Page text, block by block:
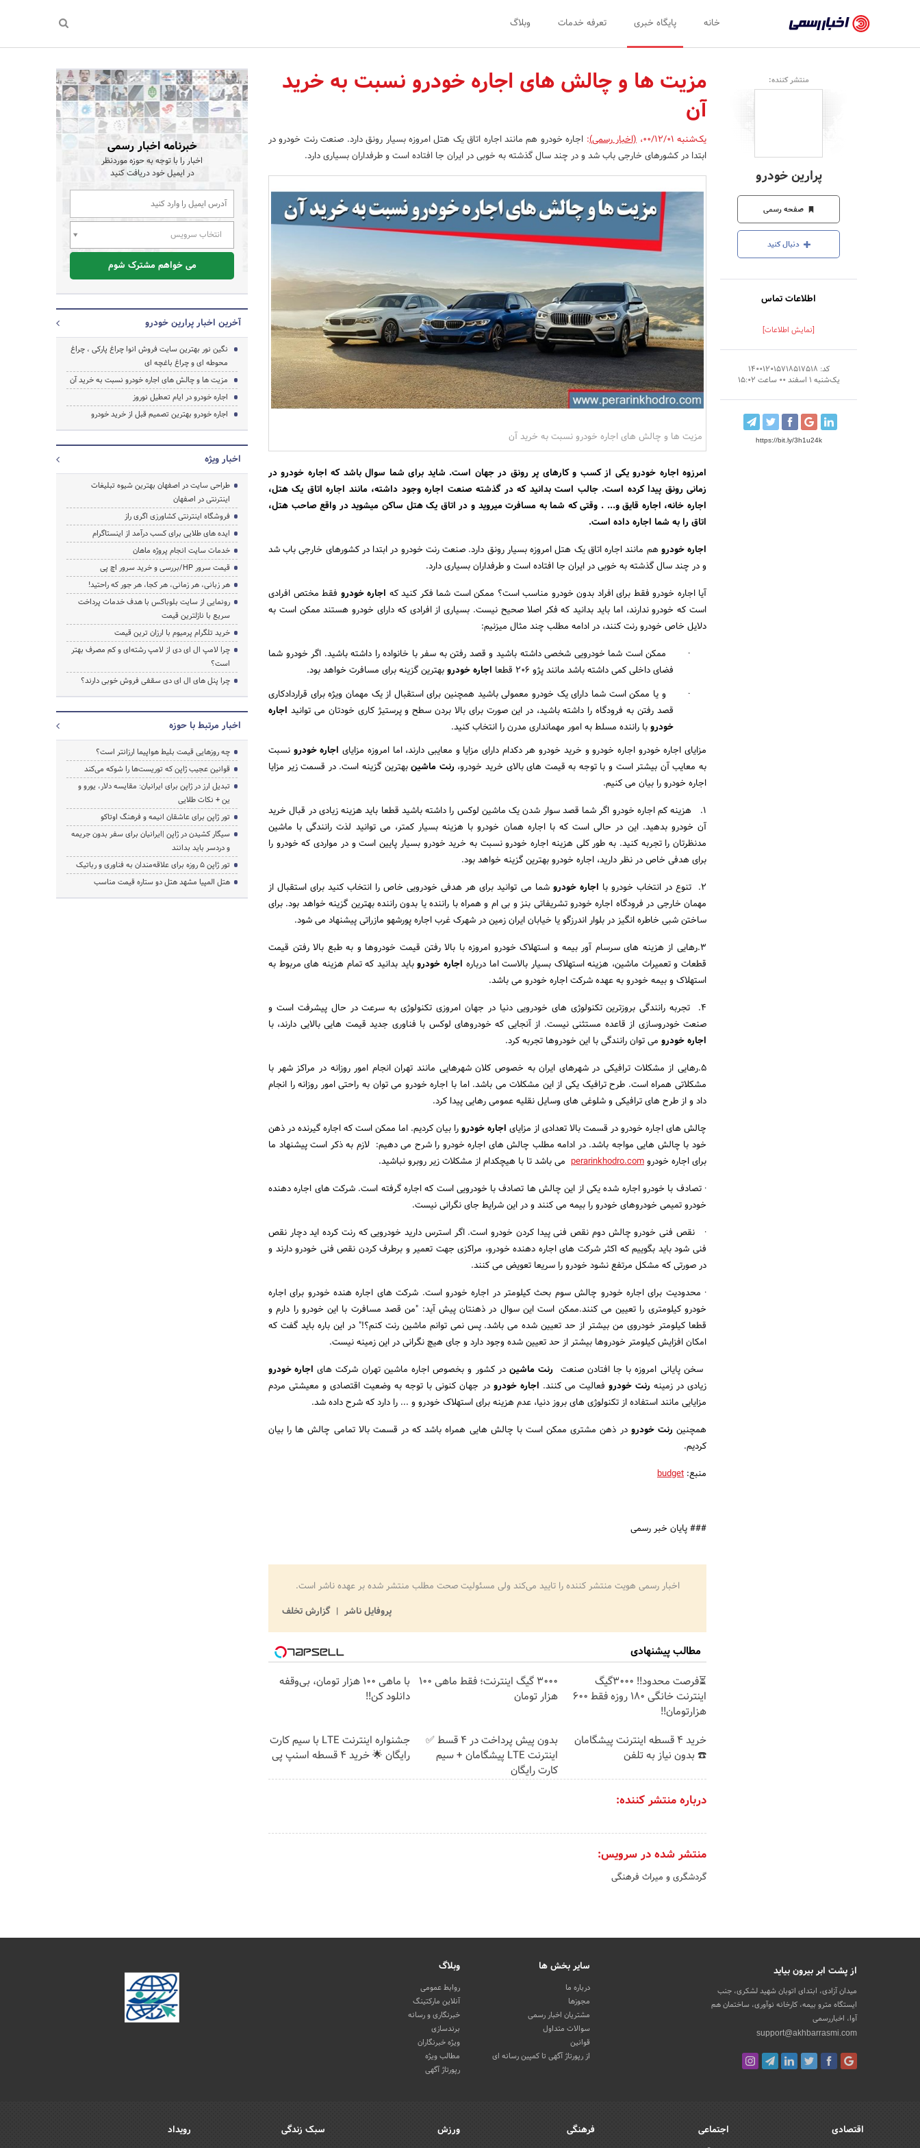
رسمی
-
اخبار
شرکت‌ها،
سازمان‌ها
و
روابط
عمومی‌ها
خانه پایگاه خبری تعرفه خدمات وبلاگ
منتشر کننده:
پرارین خودرو
صفحه رسمی
دنبال کنید
اطلاعات تماس
[نمایش اطلاعات]
کد: 140012015718517518
یک‌شنبه 1 اسفند 00 ساعت 15:02
https://bit.ly/3h1u24k
مزیت ها و چالش های اجاره خودرو نسبت به خرید
آن
یک‌شنبه 00/12/01 ،(اخبار رسمی): اجاره خودرو هم مانند اجاره اتاق یک هتل امروزه بسیار رونق دارد. صنعت رنت خودرو در
ابتدا در کشورهای خارجی باب شد و در چند سال گذشته به خوبی در ایران جا افتاده است و طرفداران بسیاری دارد.
مزیت ها و چالش های اجاره خودرو نسبت به خرید آن
امرزوه اجاره خودرو یکی از کسب و کارهای پر رونق در جهان است. شاید برای شما سوال باشد که اجاره خودرو در
زمانی رونق پیدا کرده است. جالب است بدانید که در گذشته صنعت اجاره وجود داشته، مانند اجاره اتاق یک هتل،
اجاره خانه، اجاره قایق و... . وقتی که شما به مسافرت میروید و در اتاق یک هتل ساکن میشوید در واقع صاحب هتل،
اتاق را به شما اجاره داده است.
اجاره خودرو هم مانند اجاره اتاق یک هتل امروزه بسیار رونق دارد. صنعت رنت خودرو در ابتدا در کشورهای خارجی باب شد
و در چند سال گذشته به خوبی در ایران جا افتاده است و طرفداران بسیاری دارد.
آیا اجاره خودرو فقط برای افراد بدون خودرو مناسب است؟ ممکن است شما فکر کنید که اجاره خودرو فقط مختص افرادی
است که خودرو ندارند، اما باید بدانید که فکر اصلا صحیح نیست. بسیاری از افرادی که دارای خودرو هستند ممکن است به
دلایل خاص خودرو رنت کنند، در ادامه مطلب چند مثال میزنیم:
· ممکن است شما خودرویی شخصی داشته باشید و قصد رفتن به سفر با خانواده را داشته باشید. اگر خودرو شما
فضای داخلی کمی داشته باشد مانند پژو 206 قطعا
اجاره خودروبهترین گزینه برای مسافرت خواهد بود.
· و یا ممکن است شما دارای یک خودرو معمولی باشید همچنین برای استقبال از یک مهمان ویژه برای قراردادکاری
قصد رفتن به فرودگاه را داشته باشید، در این صورت برای بالا بردن سطح و پرستیژ کاری خودتان می توانید اجاره
خودروبا راننده مسلط به امور مهمانداری مدرن را انتخاب کنید.
مزایای اجاره خودرو اجاره خودرو و خرید خودرو هر دکدام دارای مزایا و معایبی دارند، اما امروزه مزایای اجاره خودرو نسبت
به معایب آن بیشتر است و با توجه به قیمت های بالای خرید خودرو، رنت ماشینبهترین گزینه است. در قسمت زیر مزایا
اجاره خودرو را بیان می کنیم.
1. ‌ هزینه کم اجاره خودرو اگر شما قصد سوار شدن یک ماشین لوکس را داشته باشید قطعا باید هزینه زیادی در قبال خرید
آن خودرو بدهید. این در حالی است که با اجاره همان خودرو با هزینه بسیار کمتر، می توانید لذت رانندگی با ماشین
مدنظرتان را تجربه کنید. به طور کلی هزینه اجاره خودرو نسبت به خرید خودرو بسیار پایین است و در مواردی که خودرو را
برای هدفی خاص در نظر دارید، اجاره خودرو بهترین گزینه خواهد بود.
2. ‌‌تنوع در انتخاب خودرو با
اجاره خودرو شما می توانید برای هر هدفی خودرویی خاص را انتخاب کنید برای استقبال از
مهمان خارجی در فرودگاه اجاره خودرو تشریفاتی بنز و بی ام و همراه با راننده یا بدون راننده بهترین گزینه خواهد بود. برای
ساختن شبی خاطره انگیز در بلوار اندرزگو یا خیابان ایران زمین در شهرک غرب اجاره پورشهو مازراتی پیشنهاد می شود.
3.‌رهایی از هزینه های سرسام آور بیمه و استهلاک خودرو امروزه با بالا رفتن قیمت خودروها و به طبع بالا رفتن قیمت
قطعات و تعمیرات ماشین، هزینه استهلاک بسیار بالاست اما درباره اجاره خودروباید بدانید که تمام هزینه های مربوط به
استهلاک و بیمه خودرو به عهده شرکت اجاره خودرو می باشد.
4. ‌ تجربه رانندگی بروزترین تکنولوژی های خودرویی دنیا در جهان امروزی تکنولوژی به سرعت در حال پیشرفت است و
صنعت خودروسازی از قاعده مستثنی نیست. از آنجایی که خودروهای لوکس با فناوری جدید قیمت هایی بالایی دارند، با
اجاره خودرو می توان رانندگی با این خودروها تجربه کرد.
5.‌رهایی از مشکلات ترافیکی در شهرهای ایران به خصوص کلان شهرهایی مانند تهران انجام امور روزانه در مراکز شهر با
مشکلاتی همراه است. طرح ترافیک یکی از این مشکلات می باشد. اما با اجاره خودرو می توان به راحتی امور روزانه را انجام
داد و از طرح های ترافیکی و شلوغی های وسایل نقلیه عمومی رهایی پیدا کرد.
چالش های اجاره خودرو در قسمت بالا تعدادی از مزایای اجاره خودرورا بیان کردیم. اما ممکن است که اجاره گیرنده در ذهن
خود با چالش هایی مواجه باشد. در ادامه مطلب چالش های اجاره خودرو را شرح می دهیم: لازم به ذکر است پیشنهاد ما
برای اجاره خودروperarinkhodro.com می باشد تا با هیچکدام از مشکلات زیر روبرو نباشید.
·‌ تصادف با خودرو اجاره شده یکی از این چالش ها تصادف با خودرویی است که اجاره گرفته است. شرکت های اجاره دهنده
خودرو تمیمی خودروهای خودرو را بیمه می کنند و در این شرایط جای نگرانی نیست.
· ‌ نقص فنی خودرو چالش دوم نقص فنی پیدا کردن خودرو است. اگر استرس دارید خودرویی که رنت کرده اید دچار نقص
فنی شود باید بگوییم که اکثر شرکت های اجاره دهنده خودرو، مراکزی جهت تعمیر و برطرف کردن نقص فنی خودرو دارند و
در صورتی که مشکل مرتفع نشود خودرو را سریعا تعویض می کنند.
·‌ محدودیت برای اجاره خودرو چالش سوم بحث کیلومتر در اجاره خودرو است. شرکت های اجاره هنده خودرو برای اجاره
خودرو کیلومتری را تعیین می کنند.ممکن است این سوال در ذهنتان پیش آید: "من قصد مسافرت با این خودرو را دارم و
قطعا کیلومتر خودروی من بیشتر از حد تعیین شده می باشد. پس نمی توانم ماشین رنت کنم؟!" در این باره باید گفت که
امکان افزایش کیلومتر خودروها بیشتر از حد تعیین شده وجود دارد و جای هیچ نگرانی در این زمینه نیست.
سخن پایانی امروزه با جا افتادن صنعت رنت ماشین در کشور و بخصوص اجاره ماشین تهران شرکت های اجاره خودرو
زیادی در زمینه رنت خودرو فعالیت می کنند. اجاره خودرو در جهان کنونی با توجه به وضعیت اقتصادی و معیشتی مردم
مزایایی مانند استفاده از تکنولوژی های بروز دنیا، عدم هزینه برای استهلاک خودرو و ... را دارد که شرح داده شد.
همچنین رنت خودرو در ذهن مشتری ممکن است با چالش هایی همراه باشد که در قسمت بالا تمامی چالش ها را بیان
کردیم.
منبع: budget
### پایان خبر رسمی
اخبار رسمی هویت منتشر کننده را تایید می‌کند ولی مسئولیت صحت مطلب منتشر شده بر عهده ناشر است.
پروفایل ناشر
گزارش تخلف
مطالب پیشنهادی
⏳فرصت محدود!! 3000گیگ
اینترنت خانگی 180 روزه فقط 600
هزارتومان!!
3000 گیگ اینترنت؛ فقط ماهی 100
هزار تومان
با ماهی 100 هزار تومان، بی‌وقفه
دانلود کن!!
خرید 4 قسطه اینترنت پیشگامان
☎️ بدون نیاز به تلفن
بدون پیش پرداخت در 4 قسط ✅
اینترنت LTE پیشگامان + سیم
کارت رایگان
جشنواره اینترنت LTE با سیم کارت
رایگان 🌟 خرید 4 قسطه اسنپ پی
درباره منتشر کننده:
منتشر شده در سرویس:
گردشگری و میراث فرهنگی
خبرنامه اخبار رسمی
اخبار را با توجه به حوزه موردنظر
در ایمیل خود دریافت کنید
انتخاب سرویس
می خواهم مشترک شوم
آخرین اخبار پرارین خودرو
نگین نور بهترین سایت فروش انوا چراغ پارکی ، چراغ
محوطه ای و چراغ باغچه ای
مزیت ها و چالش های اجاره خودرو نسبت به خرید آن
اجاره خودرو در ایام تعطیل نوروز
اجاره خودرو بهترین تصمیم قبل از خرید خودرو
اخبار ویژه
طراحی سایت در اصفهان بهترین شیوه تبلیغات
اینترنتی در اصفهان
فروشگاه اینترنتی کشاورزی اگری راز
ایده های طلایی برای کسب درآمد از اینستاگرام
خدمات سایت انجام پروژه ماهان
قیمت سرور HP/بررسی و خرید سرور اچ پی
هر زبانی، هر زمانی، هر کجا، هر جور که راحتید!
رونمایی از سایت بلوباکس با هدف خدمات پرداخت
سریع با نازلترین قیمت
خرید تلگرام پرمیوم با ارزان ترین قیمت
چرا لامپ ال ای دی از لامپ رشته‌ای و کم مصرف بهتر
است؟
چرا پنل های ال ای دی سقفی فروش خوبی دارند؟
اخبار مرتبط با حوزه
چه روزهایی قیمت بلیط هواپیما ارزانتر است؟
قوانین عجیب ژاپن که توریست‌ها را شوکه می‌کند
تبدیل ارز در ژاپن برای ایرانیان: مقایسه دلار، یورو و
ین + نکات طلایی
تور ژاپن برای عاشقان انیمه و فرهنگ اوتاکو
سیگار کشیدن در ژاپن |ایرانیان برای سفر بدون جریمه
و دردسر باید بدانند
تور ژاپن ۵ روزه برای علاقه‌مندان به فناوری و رباتیک
هتل المپیا مشهد هتل دو ستاره قیمت مناسب
از پشت ابر بیرون بیاید
میدان آزادی، ابتدای اتوبان شهید لشکری، جنب
ایستگاه مترو بیمه، کارخانه نوآوری، ساختمان هم
آوا، اخباررسمی
support@akhbarrasmi.com
سایر بخش ها
درباره ما
مجوزها
مشتریان اخبار رسمی
سوالات متداول
قوانین
از رپورتاژ آگهی تا کمپین رسانه ای
وبلاگ
روابط عمومی
آنلاین مارکتینگ
خبرنگاری و رسانه
برندسازی
ویژه خبرنگاران
مطالب ویژه
رپورتاژ آگهی
اقتصادی اجتماعی فرهنگی ورزش سبک زندگی رویداد